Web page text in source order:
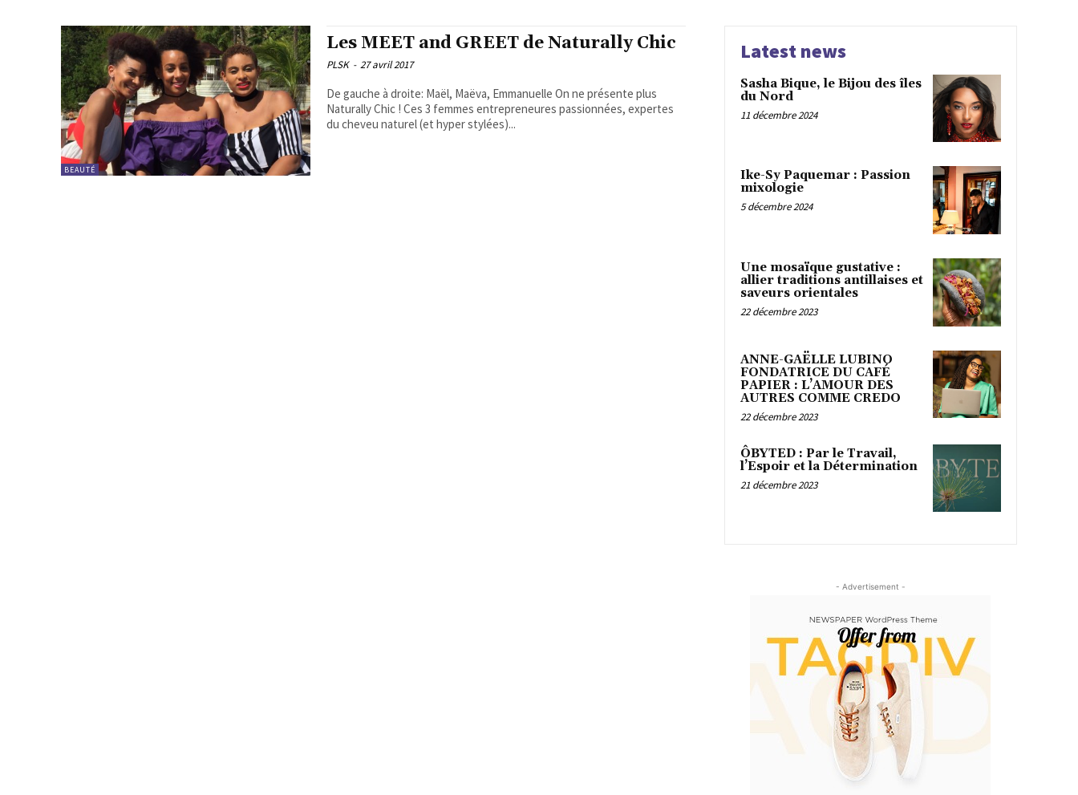
BEAUTÉ
Les MEET and GREET de Naturally Chic
PLSK - 27 avril 2017
De gauche à droite: Maël, Maëva, Emmanuelle On ne présente plus
Naturally Chic ! Ces 3 femmes entrepreneures passionnées, expertes
du cheveu naturel (et hyper stylées)...
Latest news
Sasha Bique, le Bijou des îles
du Nord
11 décembre 2024
Ike-Sy Paquemar : Passion
mixologie
5 décembre 2024
Une mosaïque gustative :
allier traditions antillaises et
saveurs orientales
22 décembre 2023
ANNE-GAËLLE LUBINO
FONDATRICE DU CAFÉ
PAPIER : L’AMOUR DES
AUTRES COMME CREDO
22 décembre 2023
ÔBYTED : Par le Travail,
l’Espoir et la Détermination
21 décembre 2023
- Advertisement -